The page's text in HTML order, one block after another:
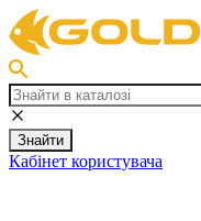
Знайти
Кабінет користувача